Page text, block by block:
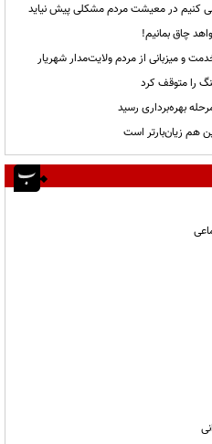
می کنیم در معیشت مردم مشکلی پیش نیاید
چاق بمانیم!
را متوقف کرد
هم زیان‌بارتر است